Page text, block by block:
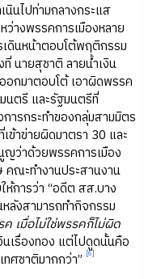
ไปท่ามกลางกระแส
างพรรคการเมืองหลาย
ดินหน้าตอบโต้พฤติกรรม
นายสุชาติ ลายน้ำเงิน
กมาตอบโต้ เอาผิดพรรค
นตรี และรัฐมนตรีที่
ารกระทำของกลุ่มสามมิตร
ข้าข่ายผิดมาตรา 30 และ
ว่าด้วยพรรคการเมือง
ณะทำงานประสานงาน
ห้การว่า “อดีต สส.บาง
ลังสามารถทำกิจกรรม
ค เมื่อไม่ใช่พรรคก็ไม่ผิด
นเรื่องทอง แต่ไปดูดนั้นคือ
ศชาติมากกว่า” [6]